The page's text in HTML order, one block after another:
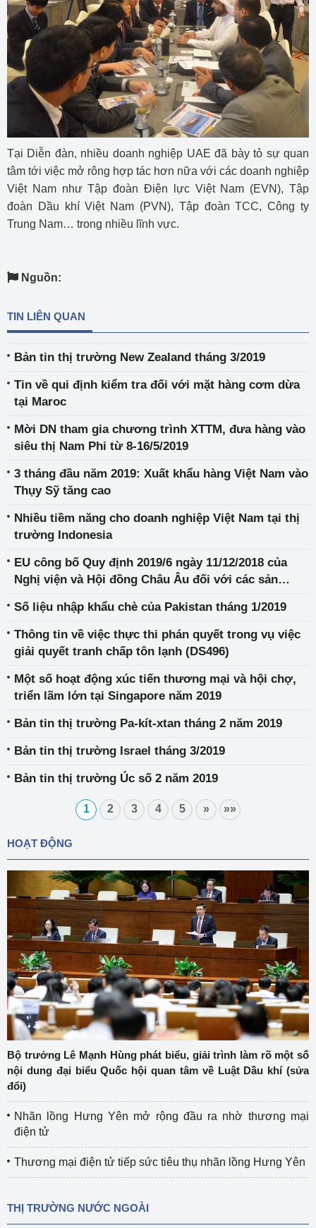
Tại Diễn đàn, nhiều doanh nghiệp UAE đã bày tỏ sự quan
tâm tới việc mở rông hợp tác hơn nữa với các doanh nghiệp
Việt Nam như Tập đoàn Điện lực Việt Nam (EVN), Tập
đoàn Dầu khí Việt Nam (PVN), Tập đoàn TCC, Công ty
Trung Nam… trong nhiều lĩnh vực.
Nguồn:
TIN LIÊN QUAN
Bản tin thị trường New Zealand tháng 3/2019
Tin về qui định kiểm tra đối với mặt hàng cơm dừa
tại Maroc
Mời DN tham gia chương trình XTTM, đưa hàng vào
siêu thị Nam Phi từ 8-16/5/2019
3 tháng đầu năm 2019: Xuất khẩu hàng Việt Nam vào
Thụy Sỹ tăng cao
Nhiều tiềm năng cho doanh nghiệp Việt Nam tại thị
trường Indonesia
EU công bố Quy định 2019/6 ngày 11/12/2018 của
Nghị viện và Hội đồng Châu Âu đối với các sản
đưa ra thị trường và sử dụng thức ăn trộn thuốc
Số liệu nhập khẩu chè của Pakistan tháng 1/2019
Thông tin về việc thực thi phán quyết trong vụ việc
giải quyết tranh chấp tôn lạnh (DS496)
Một số hoạt động xúc tiến thương mại và hội chợ,
triển lãm lớn tại Singapore năm 2019
Bản tin thị trường Pa-kít-xtan tháng 2 năm 2019
Bản tin thị trường Israel tháng 3/2019
Bản tin thị trường Úc số 2 năm 2019
1 2 3 4 5 » »»
HOẠT ĐỘNG
Bộ trưởng Lê Mạnh Hùng phát biểu, giải trình làm rõ một số
nội dung đại biểu Quốc hội quan tâm về Luật Dầu khí (sửa
đổi)
Nhãn lồng Hưng Yên mở rộng đầu ra nhờ thương mại
điện tử
Thương mại điện tử tiếp sức tiêu thụ nhãn lồng Hưng Yên
THỊ TRƯỜNG NƯỚC NGOÀI